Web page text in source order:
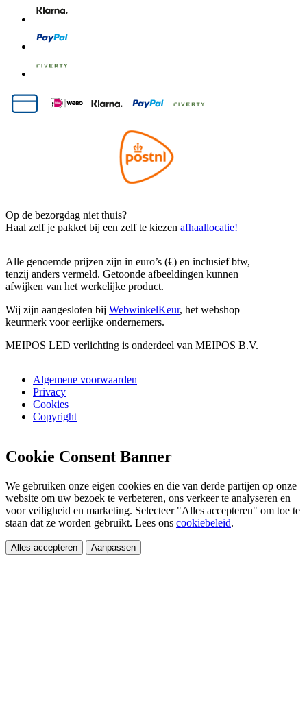
Op de bezorgdag niet thuis?
Haal zelf je pakket bij een zelf te kiezen afhaallocatie!
Alle genoemde prijzen zijn in euro’s (€) en inclusief btw,
tenzij anders vermeld. Getoonde afbeeldingen kunnen
afwijken van het werkelijke product.
Wij zijn aangesloten bij WebwinkelKeur, het webshop
keurmerk voor eerlijke ondernemers.
MEIPOS LED verlichting is onderdeel van MEIPOS B.V.
Algemene voorwaarden
Privacy
Cookies
Copyright
Cookie Consent Banner
We gebruiken onze eigen cookies en die van derde partijen op onze
website om uw bezoek te verbeteren, ons verkeer te analyseren en
voor veiligheid en marketing. Selecteer "Alles accepteren" om toe te
staan dat ze worden gebruikt. Lees ons cookiebeleid.
Alles accepteren Aanpassen